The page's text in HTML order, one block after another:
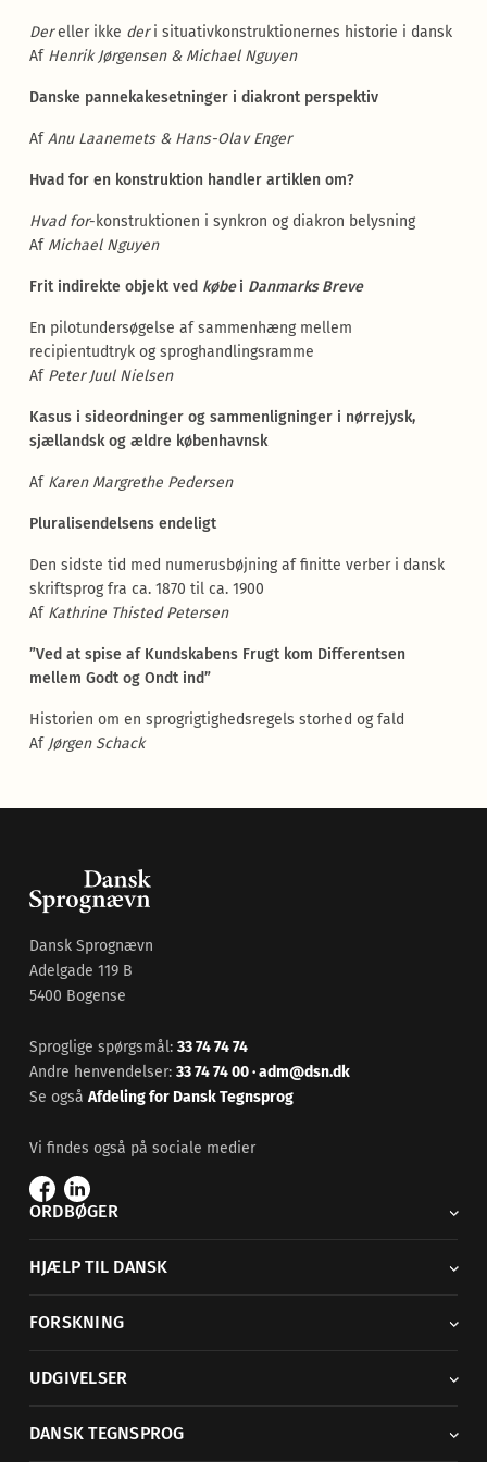
Dereller ikke deri situativkonstruktionernes historie i dansk
Af Henrik Jørgensen & Michael Nguyen
Danske pannekakesetninger i diakront perspektiv
AfAnu Laanemets & Hans-Olav Enger
Hvad for en konstruktion handler artiklen om?
Hvad for-konstruktionen i synkron og diakron belysning
Af Michael Nguyen
Frit indirekte objekt ved købei Danmarks Breve
En pilotundersøgelse af sammenhæng mellem
recipientudtryk og sproghandlingsramme
Af Peter Juul Nielsen
Kasus i sideordninger og sammenligninger i nørrejysk,
sjællandsk og ældre københavnsk
Af Karen Margrethe Pedersen
Pluralisendelsens endeligt
Den sidste tid med numerusbøjning af finitte verber i dansk
skriftsprog fra ca. 1870 til ca. 1900
Af Kathrine Thisted Petersen
”Ved at spise af Kundskabens Frugt kom Differentsen
mellem Godt og Ondt ind”
Historien om en sprogrigtighedsregels storhed og fald
Af Jørgen Schack
Dansk Sprognævn
Adelgade 119 B
5400 Bogense
Sproglige spørgsmål: 33 74 74 74
Andre henvendelser: 33 74 74 00·adm@dsn.dk
Se også Afdeling for Dansk Tegnsprog
Vi findes også på sociale medier
ORDBØGER
HJÆLP TIL DANSK
FORSKNING
UDGIVELSER
DANSK TEGNSPROG